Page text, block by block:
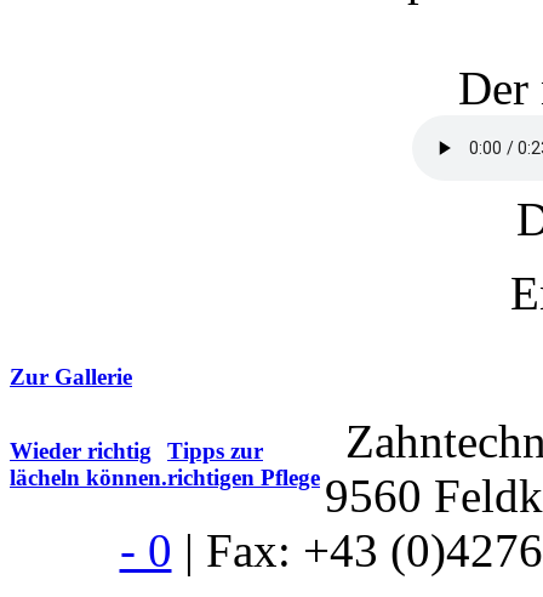
Der
Zur Gallerie
Wieder richtig
lächeln können.
Tipps zur
richtigen Pflege 9560
- 0 | Fax: +43